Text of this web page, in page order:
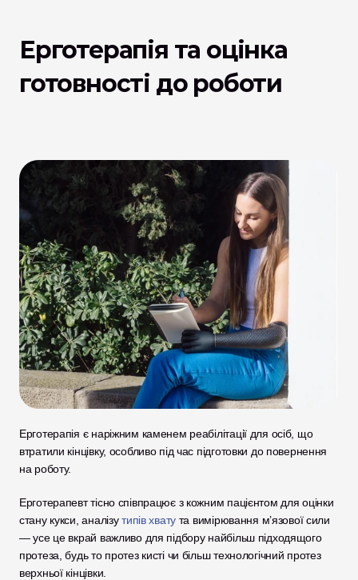
Ерготерапія та оцінка
готовності до роботи
Ерготерапія є наріжним каменем реабілітації для осіб, що
втратили кінцівку, особливо під час підготовки до повернення
на роботу.
Ерготерапевт тісно співпрацює з кожним пацієнтом для оцінки
стану кукси, аналізу типів хвату та вимірювання м’язової сили
— усе це вкрай важливо для підбору найбільш підходящого
протеза, будь то протез кисті чи більш технологічний протез
верхньої кінцівки.